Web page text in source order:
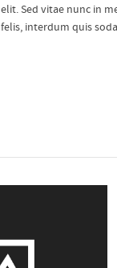
elit. Sed vitae nunc in
felis, interdum quis